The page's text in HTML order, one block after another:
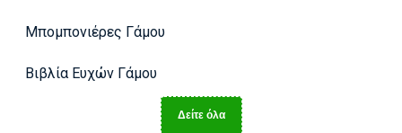
Μπομπονιέρες Γάμου
Βιβλία Ευχών Γάμου
Δείτε όλα